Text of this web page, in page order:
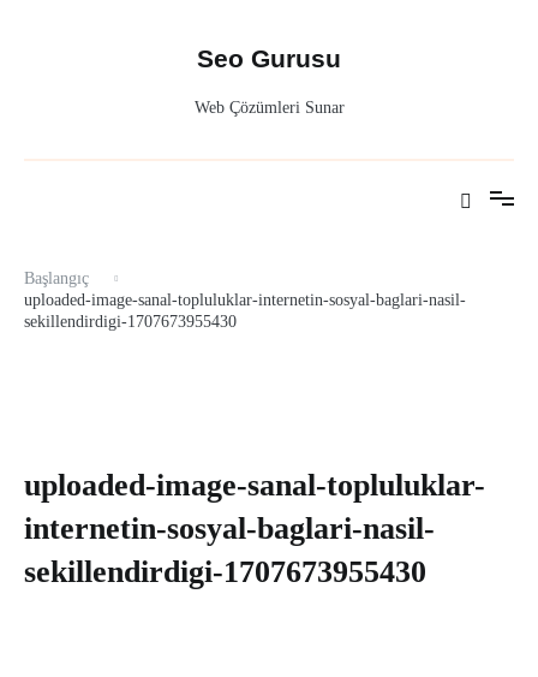
Seo Gurusu
Web Çözümleri Sunar
Başlangıç
uploaded-image-sanal-topluluklar-internetin-sosyal-baglari-nasil-
sekillendirdigi-1707673955430
uploaded-image-sanal-topluluklar-
internetin-sosyal-baglari-nasil-
sekillendirdigi-1707673955430